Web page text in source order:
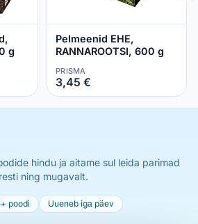
g
Pelmeenid EHE,
RANNAROOTSI, 600 g
PRISMA
3,45 €
hindu ja aitame sul leida parimad
ning mugavalt.
poodi Uueneb iga päev